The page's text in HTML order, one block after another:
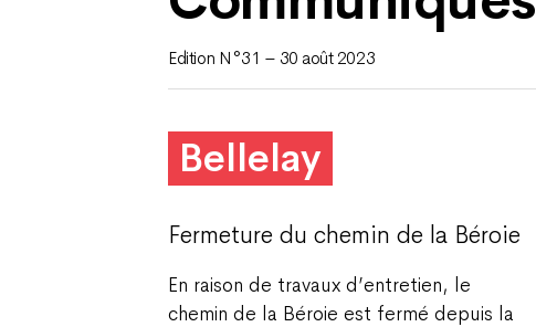
Edition N°31 – 30 août 2023
Bellelay
Fermeture du chemin de la Béroie
En raison de travaux d’entretien, le
chemin de la Béroie est fermé depuis la